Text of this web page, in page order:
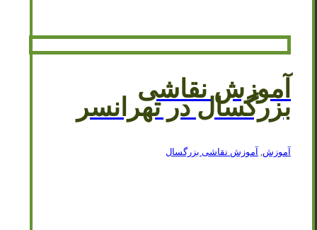
آموزش نقاشی
بزرگسال در تهرانسر
آموزش آموزش نقاشی بزرگسال